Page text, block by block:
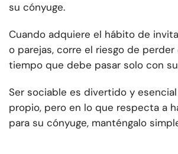
su cónyuge.
Cuando adquiere el hábito de
o parejas, corre el riesgo de perder
tiempo que debe pasar solo con
Ser sociable es divertido y
propio, pero en lo que respecta a
para su cónyuge, manténgalo